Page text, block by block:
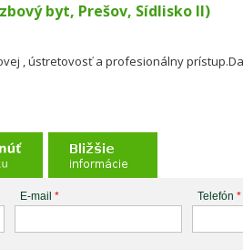
byt, Prešov, Sídlisko II)
, ústretovosť a profesionálny
E-mail * Telefón *